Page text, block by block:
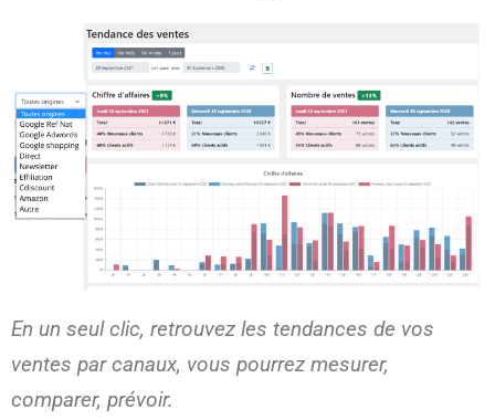
En un seul clic, retrouvez les tendances de vos
ventes par canaux, vous pourrez mesurer,
comparer, prévoir.